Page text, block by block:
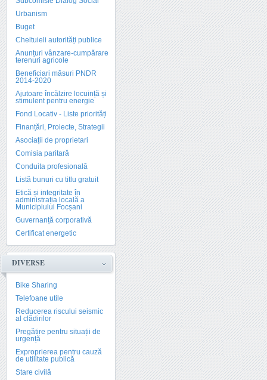
Urbanism
Buget
Cheltuieli autorități publice
Anunțuri vânzare-cumpărare
terenuri agricole
Beneficiari măsuri PNDR
2014-2020
Ajutoare încălzire locuință și
stimulent pentru energie
Fond Locativ - Liste priorități
Finanțări, Proiecte, Strategii
Asociații de proprietari
Comisia paritară
Conduita profesională
Listă bunuri cu titlu gratuit
Etică și integritate în
administrația locală a
Municipiului Focșani
Guvernanță corporativă
Certificat energetic
DIVERSE
Bike Sharing
Telefoane utile
Reducerea riscului seismic
al clădirilor
Pregătire pentru situații de
urgență
Exproprierea pentru cauză
de utilitate publică
Stare civilă